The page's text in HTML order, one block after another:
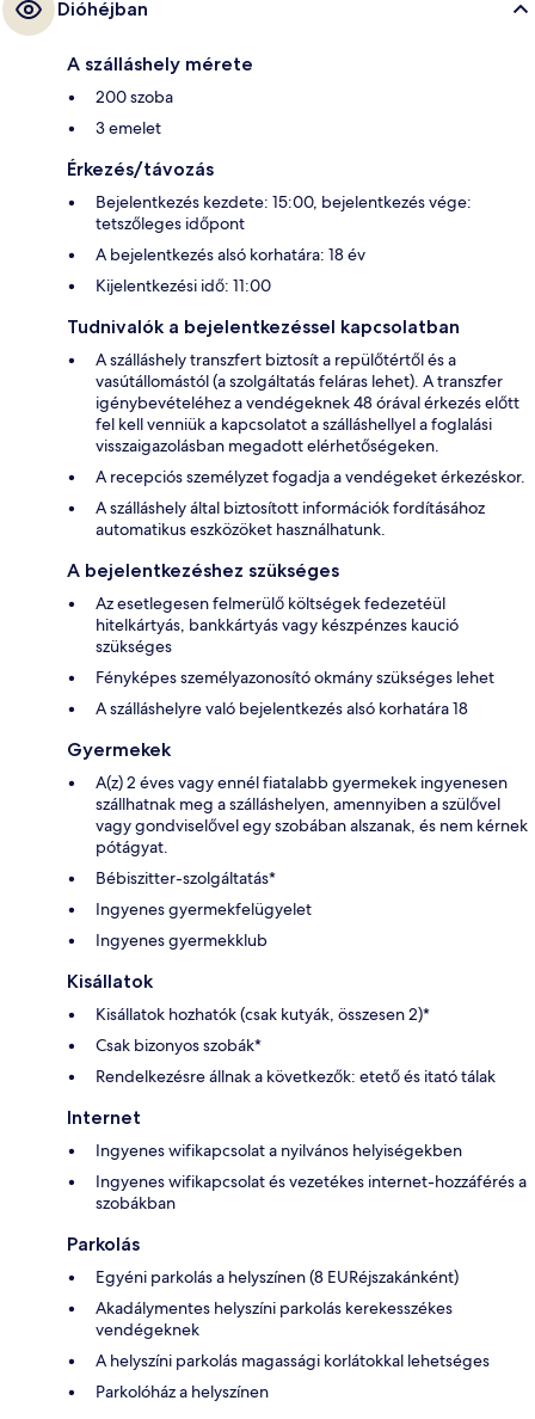
Dióhéjban
A szálláshely mérete
200 szoba
3 emelet
Érkezés/távozás
Bejelentkezés kezdete: 15:00, bejelentkezés vége:
tetszőleges időpont
A bejelentkezés alsó korhatára: 18 év
Kijelentkezési idő: 11:00
Tudnivalók a bejelentkezéssel kapcsolatban
A szálláshely transzfert biztosít a repülőtértől és a
vasútállomástól (a szolgáltatás feláras lehet). A transzfer
igénybevételéhez a vendégeknek 48 órával érkezés előtt
fel kell venniük a kapcsolatot a szálláshellyel a foglalási
visszaigazolásban megadott elérhetőségeken.
A recepciós személyzet fogadja a vendégeket érkezéskor.
A szálláshely által biztosított információk fordításához
automatikus eszközöket használhatunk.
A bejelentkezéshez szükséges
Az esetlegesen felmerülő költségek fedezetéül
hitelkártyás, bankkártyás vagy készpénzes kaució
szükséges
Fényképes személyazonosító okmány szükséges lehet
A szálláshelyre való bejelentkezés alsó korhatára 18
Gyermekek
A(z) 2 éves vagy ennél fiatalabb gyermekek ingyenesen
szállhatnak meg a szálláshelyen, amennyiben a szülővel
vagy gondviselővel egy szobában alszanak, és nem kérnek
pótágyat.
Bébiszitter-szolgáltatás*
Ingyenes gyermekfelügyelet
Ingyenes gyermekklub
Kisállatok
Kisállatok hozhatók (csak kutyák, összesen 2)*
Csak bizonyos szobák*
Rendelkezésre állnak a következők: etető és itató tálak
Internet
Ingyenes wifikapcsolat a nyilvános helyiségekben
Ingyenes wifikapcsolat és vezetékes internet-hozzáférés a
szobákban
Parkolás
Egyéni parkolás a helyszínen (8 EURéjszakánként)
Akadálymentes helyszíni parkolás kerekesszékes
vendégeknek
A helyszíni parkolás magassági korlátokkal lehetséges
Parkolóház a helyszínen